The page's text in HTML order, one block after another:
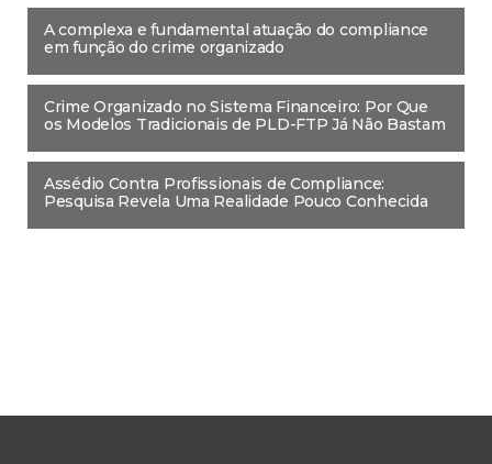
A complexa e fundamental atuação do compliance
em função do crime organizado
Crime Organizado no Sistema Financeiro: Por Que
os Modelos Tradicionais de PLD-FTP Já Não Bastam
Assédio Contra Profissionais de Compliance:
Pesquisa Revela Uma Realidade Pouco Conhecida